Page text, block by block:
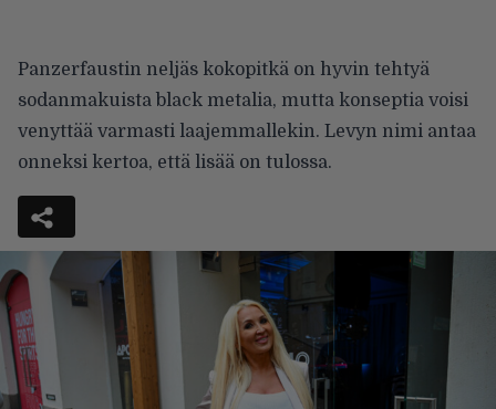
Panzerfaustin neljäs kokopitkä on hyvin tehtyä
sodanmakuista black metalia, mutta konseptia voisi
venyttää varmasti laajemmallekin. Levyn nimi antaa
onneksi kertoa, että lisää on tulossa.